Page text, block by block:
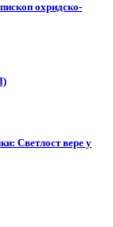
охридско-
Светлост вере у